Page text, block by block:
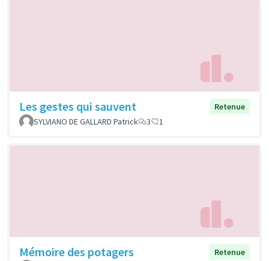
Les gestes qui sauvent
Retenue
SYLVIANO DE GALLARD Patrick
3 1
Mémoire des potagers
Retenue